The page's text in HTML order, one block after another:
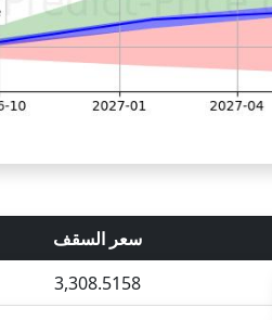
سعر السقف
3,308.5158